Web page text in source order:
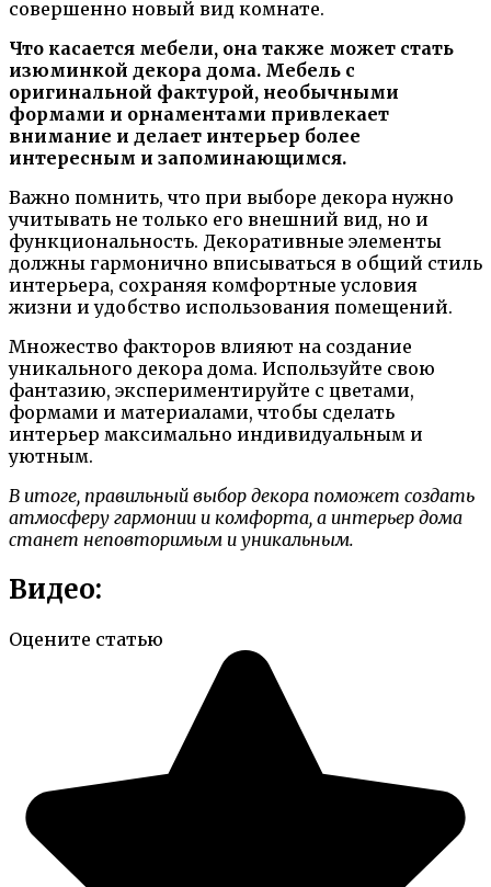
совершенно новый вид комнате.
Что касается мебели, она также может стать
изюминкой декора дома. Мебель с
оригинальной фактурой, необычными
формами и орнаментами привлекает
внимание и делает интерьер более
интересным и запоминающимся.
Важно помнить, что при выборе декора нужно
учитывать не только его внешний вид, но и
функциональность. Декоративные элементы
должны гармонично вписываться в общий стиль
интерьера, сохраняя комфортные условия
жизни и удобство использования помещений.
Множество факторов влияют на создание
уникального декора дома. Используйте свою
фантазию, экспериментируйте с цветами,
формами и материалами, чтобы сделать
интерьер максимально индивидуальным и
уютным.
В итоге, правильный выбор декора поможет создать
атмосферу гармонии и комфорта, а интерьер дома
станет неповторимым и уникальным.
Видео:
Оцените статью